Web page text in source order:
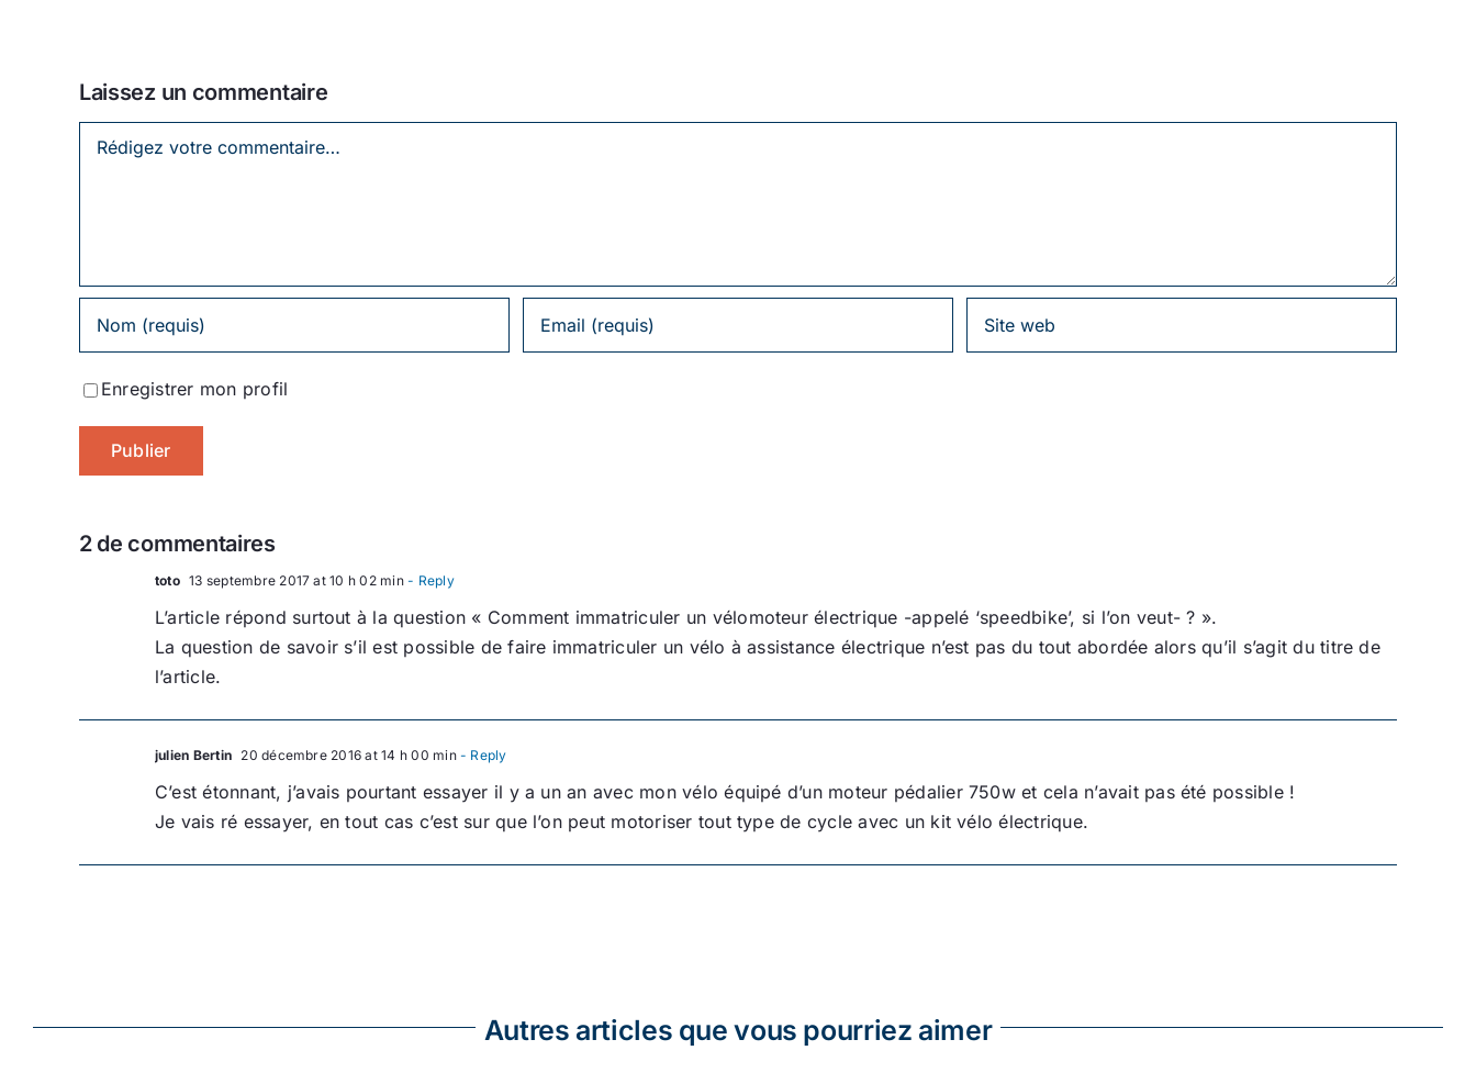
2 de commentaires
toto 13 septembre 2017 at 10 h 02 min- Reply
L’article répond surtout à la question « Comment immatriculer un vélomoteur électrique -appelé ‘speedbike’, si l’on veut- ? ».
La question de savoir s’il est possible de faire immatriculer un vélo à assistance électrique n’est pas du tout abordée alors qu’il s’agit du titre de
l’article.
julien Bertin 20 décembre 2016 at 14 h 00 min- Reply
C’est étonnant, j’avais pourtant essayer il y a un an avec mon vélo équipé d’un moteur pédalier 750w et cela n’avait pas été possible !
Je vais ré essayer, en tout cas c’est sur que l’on peut motoriser tout type de cycle avec un kit vélo électrique.
Laissez un commentaire
Laissez
Enregistrer mon profil
Autres articles que vous pourriez aimer